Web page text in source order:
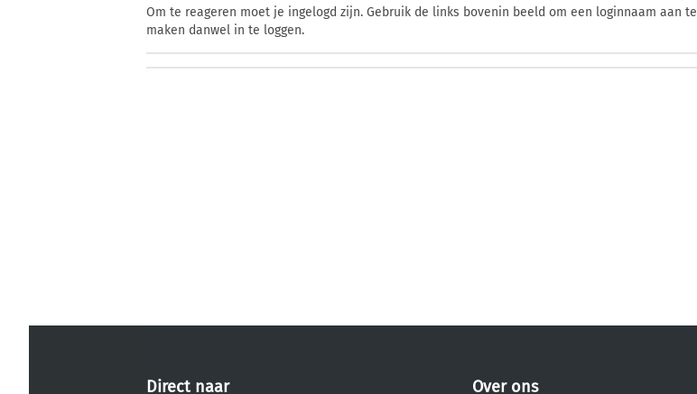
Om te reageren moet je ingelogd zijn. Gebruik de links bovenin beeld om een loginnaam aan te
maken danwel in te loggen.
Direct naar Over ons